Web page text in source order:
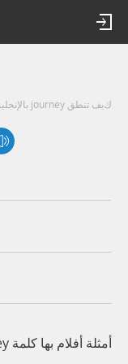
كيف تنطق journey بالإنجليزية
أمثلة أفلام بها كلمة Journey